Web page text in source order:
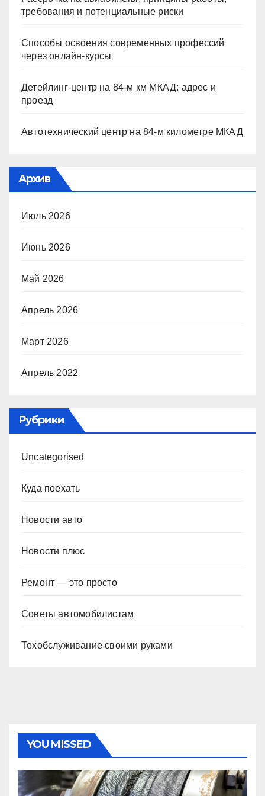
требования и потенциальные риски
Способы освоения современных профессий
через онлайн-курсы
Детейлинг-центр на 84-м км МКАД: адрес и
проезд
Автотехнический центр на 84-м километре МКАД
Архив
Июль 2026
Июнь 2026
Май 2026
Апрель 2026
Март 2026
Апрель 2022
Рубрики
Uncategorised
Куда поехать
Новости авто
Новости плюс
Ремонт — это просто
Советы автомобилистам
Техобслуживание своими руками
YOU MISSED